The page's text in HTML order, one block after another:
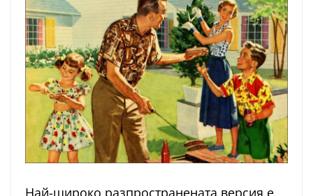
Най-широко разпространената версия е,